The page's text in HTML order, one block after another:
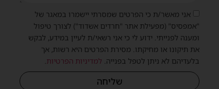
אני מאשר/ת כי הפרטים שמסרתי יישמרו במאגר של
"אמפסיס" (מפעילת אתר "חרדים אשדוד") לצורך טיפול
ומענה לפנייתי. ידוע לי כי אני רשאי/ת לעיין במידע, לבקש
את תיקונו או מחיקתו. מסירת הפרטים היא רשות, אך
בלעדיהם לא ניתן לטפל בפנייה. למדיניות הפרטיות.
שליחה